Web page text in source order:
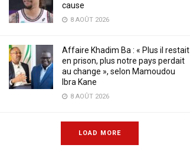
cause
8 AOÛT 2026
Affaire Khadim Ba : « Plus il restait
en prison, plus notre pays perdait
au change », selon Mamoudou
Ibra Kane
8 AOÛT 2026
LOAD MORE